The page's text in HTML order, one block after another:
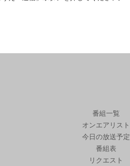
番組一覧
オンエアリスト
今日の放送予定
番組表
リクエスト